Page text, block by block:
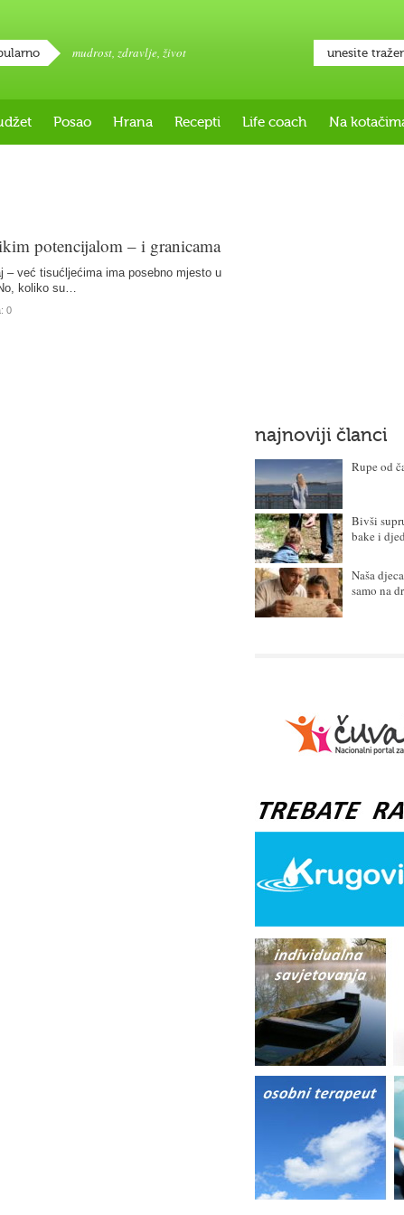
mudrost, zdravlje, život
Posao Hrana Recepti Life coach Na
potencijalom – i granicama
– već tisućljećima ima posebno mjesto u
koliko su…
0
najnoviji članci
Rupe od
Bivši
bake i
Naša
samo na